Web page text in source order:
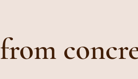
from